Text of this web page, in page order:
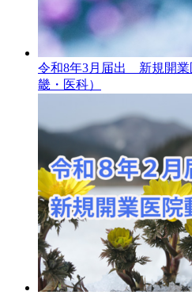
令和8年3月届出 新規開業
畿・医科）